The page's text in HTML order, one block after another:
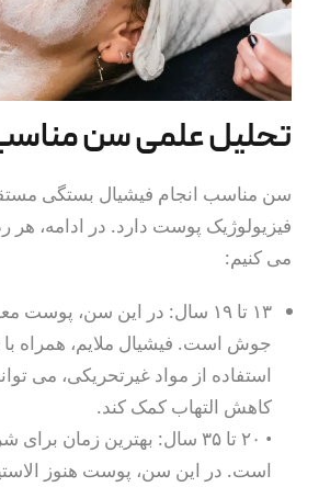
تحلیل علمی سن
سن مناسب انجام فیشیال بستگی
فیزیولوژیک پوست دارد. در ادامه،
می کنیم:
۱۳ تا ۱۹ سال: در این سن،
جوش است. فیشیال ملایم، همراه با
استفاده از مواد غیرتحریکی، می
کاهش التهاب کمک کند.
• ۲۰ تا ۳۵ سال: بهترین زمان
است. در این سن، پوست هنوز